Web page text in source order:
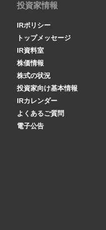
投資家情報
IRポリシー
トップメッセージ
IR資料室
株価情報
株式の状況
投資家向け基本情報
IRカレンダー
よくあるご質問
電子公告